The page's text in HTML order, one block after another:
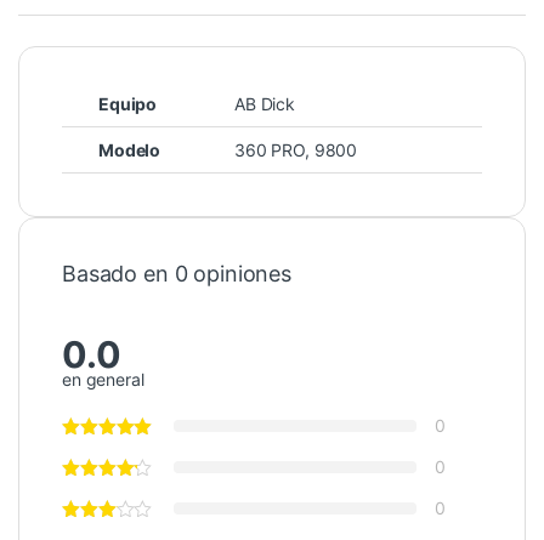
Equipo AB Dick
Modelo 360 PRO, 9800
Basado en 0 opiniones
0.0
en general
0
0
0